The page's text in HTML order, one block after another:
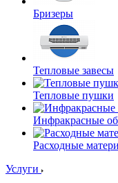
Бризеры
Тепловые завесы
Тепловые пушки
Инфракрасные
Расходные
Услуги